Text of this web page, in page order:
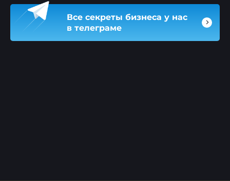
Все секреты бизнеса у нас
в телеграме